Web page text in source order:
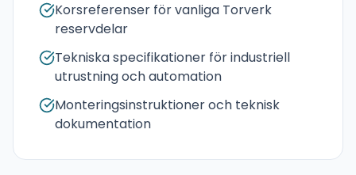
Korsreferenser för vanliga Torverk
reservdelar
Tekniska specifikationer för industriell
utrustning och automation
Monteringsinstruktioner och teknisk
dokumentation